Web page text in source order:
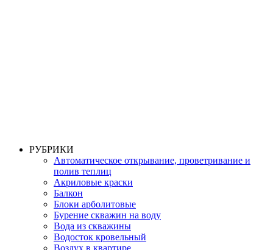
РУБРИКИ
Автоматическое открывание, проветривание и
полив теплиц
Акриловые краски
Балкон
Блоки арболитовые
Бурение скважин на воду
Вода из скважины
Водосток кровельный
Воздух в квартире